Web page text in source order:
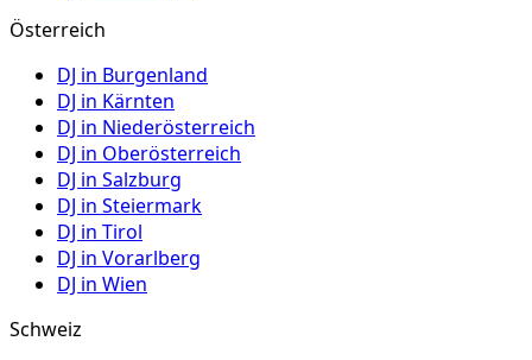
Österreich
DJ in Burgenland
DJ in Kärnten
DJ in Niederösterreich
DJ in Oberösterreich
DJ in Salzburg
DJ in Steiermark
DJ in Tirol
DJ in Vorarlberg
DJ in Wien
Schweiz